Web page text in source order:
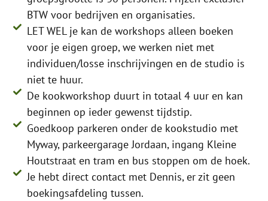
BTW voor bedrijven en organisaties.
LET WEL je kan de workshops alleen boeken
voor je eigen groep, we werken niet met
individuen/losse inschrijvingen en de studio is
niet te huur.
De kookworkshop duurt in totaal 4 uur en kan
beginnen op ieder gewenst tijdstip.
Goedkoop parkeren onder de kookstudio met
Myway, parkeergarage Jordaan, ingang Kleine
Houtstraat en tram en bus stoppen om de hoek.
Je hebt direct contact met Dennis, er zit geen
boekingsafdeling tussen.